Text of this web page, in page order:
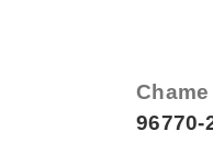
96770-